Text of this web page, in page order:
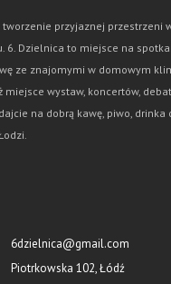
tworzenie przyjaznej przestrzeni
6. Dzielnica to miejsce na
ze znajomymi w domowym
miejsce wystaw, koncertów,
na dobrą kawę, piwo, drinka
6dzielnica@gmail.com
Piotrkowska 102, Łódź